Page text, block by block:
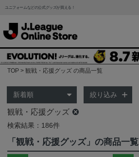
ユニフォームなどの公式グッズが買える！
TOP 観戦・応援グッズ の商品一覧
絞り込み
観戦・応援グッズ
検索結果：186件
「観戦・応援グッズ」の商品一覧